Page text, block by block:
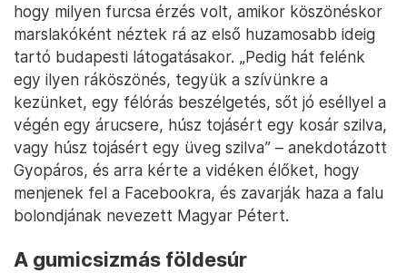
hogy milyen furcsa érzés volt, amikor köszönéskor
marslakóként néztek rá az első huzamosabb ideig
tartó budapesti látogatásakor. „Pedig hát felénk
egy ilyen ráköszönés, tegyük a szívünkre a
kezünket, egy félórás beszélgetés, sőt jó eséllyel a
végén egy árucsere, húsz tojásért egy kosár szilva,
vagy húsz tojásért egy üveg szilva” – anekdotázott
Gyopáros, és arra kérte a vidéken élőket, hogy
menjenek fel a Facebookra, és zavarják haza a falu
bolondjának nevezett Magyar Pétert.
A gumicsizmás földesúr